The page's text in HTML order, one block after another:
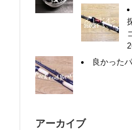
良かった
アーカイブ